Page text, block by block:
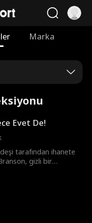
Marka
Evet De!
tarafından ihanete
gizli bir